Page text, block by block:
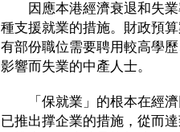
因應本港經濟衰退和失業
種支援就業的措施。財政預
有部份職位需要聘用較高學
影響而失業的中產人士。
「保就業」的根本在經濟
已推出撑企業的措施，從而